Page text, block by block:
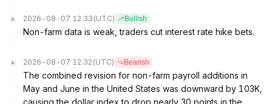
2026-08-07 12:33 (UTC) Bullish
Non-farm data is weak, traders cut interest rate hike bets.
2026-08-07 12:32 (UTC) Bearish
The combined revision for non-farm payroll additions in
May and June in the United States was downward by 103K,
causing the dollar index to drop nearly 30 points in the